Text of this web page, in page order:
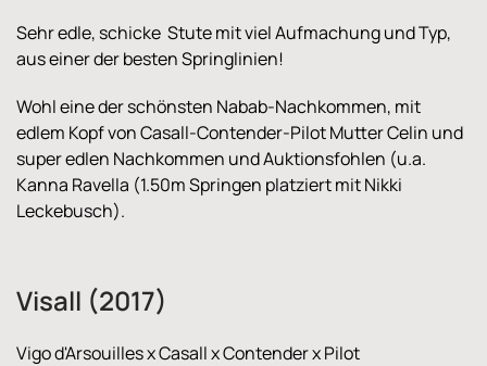
Sehr edle, schicke Stute mit viel Aufmachung und Typ,
aus einer der besten Springlinien!
Wohl eine der schönsten Nabab-Nachkommen, mit
edlem Kopf von Casall-Contender-Pilot Mutter Celin und
super edlen Nachkommen und Auktionsfohlen (u.a.
Kanna Ravella (1.50m Springen platziert mit Nikki
Leckebusch).
Visall (2017)
Vigo d'Arsouilles x Casall x Contender x Pilot